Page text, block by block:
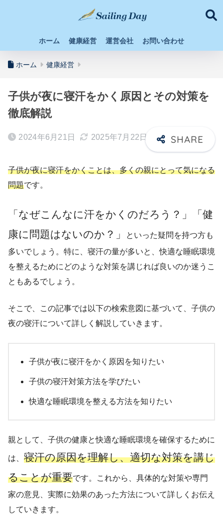
ホーム 健康経営 運営会社 お問い合わせ
ホーム 健康経営
子供が夜に寝汗をかく原因とその対策を
徹底解説
2024年6月21日 2025年7月22日
子供が夜に寝汗をかくことは、多くの親にとって気になる
問題です。
「なぜこんなに汗をかくのだろう？」「健
康に問題はないのか？」
といった疑問を持つ方も
多いでしょう。特に、寝汗の量が多いと、快適な睡眠環境
を整えるためにどのような対策を講じれば良いのか迷うこ
ともあるでしょう。
そこで、この記事では以下の検索意図に基づいて、子供の
夜の寝汗について詳しく解説していきます。
子供が夜に寝汗をかく原因を知りたい
子供の寝汗対策方法を学びたい
快適な睡眠環境を整える方法を知りたい
親として、子供の健康と快適な睡眠環境を確保するために
は、 寝汗の原因を理解し、適切な対策を講じ
ることが重要です。これから、具体的な対策や専門
家の意見、実際に効果のあった方法について詳しくお伝え
していきます。